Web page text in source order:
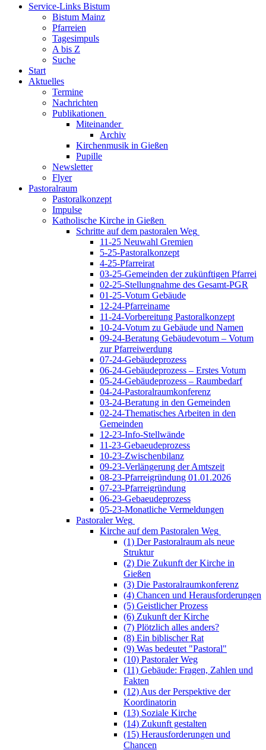
Service-Links Bistum
Bistum Mainz
Pfarreien
Tagesimpuls
A bis Z
Suche
Start
Aktuelles
Termine
Nachrichten
Publikationen
Miteinander
Archiv
Kirchenmusik in Gießen
Pupille
Newsletter
Flyer
Pastoralraum
Pastoralkonzept
Impulse
Katholische Kirche in Gießen
Schritte auf dem pastoralen Weg
11-25 Neuwahl Gremien
5-25-Pastoralkonzept
4-25-Pfarreirat
03-25-Gemeinden der zukünftigen Pfarrei
02-25-Stellungnahme des Gesamt-PGR
01-25-Votum Gebäude
12-24-Pfarreiname
11-24-Vorbereitung Pastoralkonzept
10-24-Votum zu Gebäude und Namen
09-24-Beratung Gebäudevotum – Votum
zur Pfarreiwerdung
07-24-Gebäudeprozess
06-24-Gebäudeprozess – Erstes Votum
05-24-Gebäudeprozess – Raumbedarf
04-24-Pastoralraumkonferenz
03-24-Beratung in den Gemeinden
02-24-Thematisches Arbeiten in den
Gemeinden
12-23-Info-Stellwände
11-23-Gebaeudeprozess
10-23-Zwischenbilanz
09-23-Verlängerung der Amtszeit
08-23-Pfarreigründung 01.01.2026
07-23-Pfarreigründung
06-23-Gebaeudeprozess
05-23-Monatliche Vermeldungen
Pastoraler Weg
Kirche auf dem Pastoralen Weg
(1) Der Pastoralraum als neue
Struktur
(2) Die Zukunft der Kirche in
Gießen
(3) Die Pastoralraumkonferenz
(4) Chancen und Herausforderungen
(5) Geistlicher Prozess
(6) Zukunft der Kirche
(7) Plötzlich alles anders?
(8) Ein biblischer Rat
(9) Was bedeutet "Pastoral"
(10) Pastoraler Weg
(11) Gebäude: Fragen, Zahlen und
Fakten
(12) Aus der Perspektive der
Koordinatorin
(13) Soziale Kirche
(14) Zukunft gestalten
(15) Herausforderungen und
Chancen